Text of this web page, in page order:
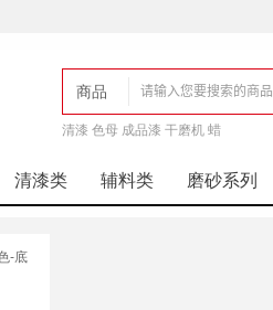
商品
店铺
清漆 色母 成品漆 干磨机 蜡
清漆类 辅料类 磨砂系列
-底